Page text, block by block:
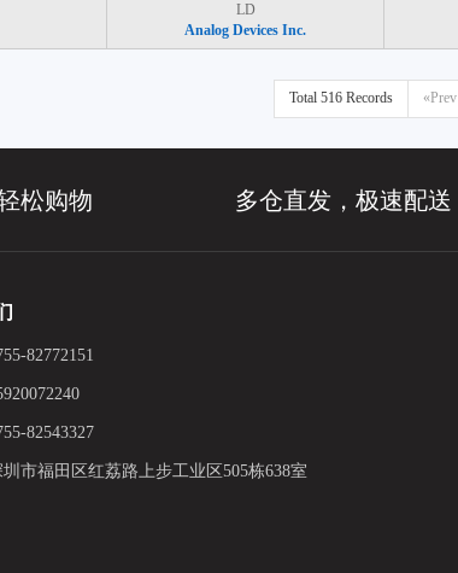
LD
Analog Devices Inc.
Total 516 Records «Prev
松购物 多仓直发，极速配送
82772151
82543327
市福田区红荔路上步工业区505栋638室